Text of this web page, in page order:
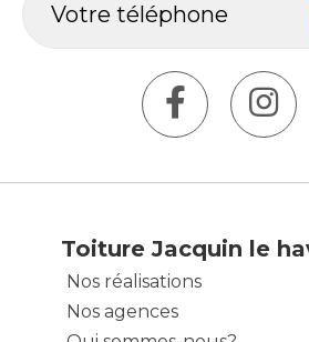
Toiture Jacquin le
Nos réalisations
Nos agences